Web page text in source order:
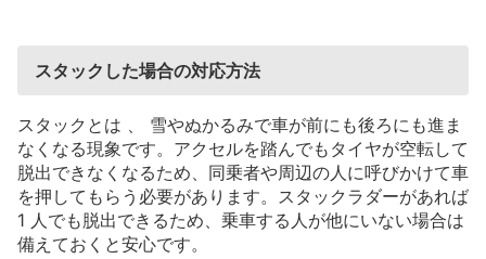
スタックした場合の対応方法
スタックとは 、
雪やぬかるみで車が前にも後ろにも進ま
なくなる現象です。アクセルを踏んでもタイヤが空転して
脱出できなくなるため、同乗者や周辺の人に呼びかけて車
を押してもらう必要があります。スタックラダーがあれば
1 人でも脱出できるため、乗車する人が他にいない場合は
備えておくと安心です。